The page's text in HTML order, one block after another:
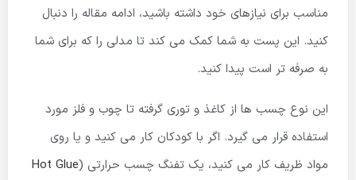
مناسب برای نیازهای خود داشته باشید، ادامه مقاله را دنبال
کنید. این پست به شما کمک می کند تا مدلی را که برای شما
به صرفه تر است پیدا کنید.
این نوع چسب ها از کاغذ و توری گرفته تا چوب و فلز مورد
استفاده قرار می گیرد. اگر با کودکان کار می کنید و یا روی
مواد ظریف کار می کنید، یک تفنگ چسب حرارتی (Hot Glue